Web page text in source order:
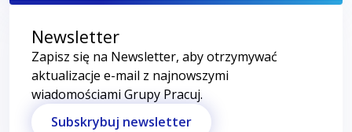
Newsletter
Zapisz się na Newsletter, aby otrzymywać
aktualizacje e-mail z najnowszymi
wiadomościami Grupy Pracuj.
Subskrybuj newsletter